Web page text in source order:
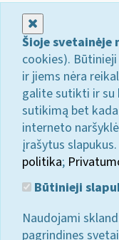
Šioje svetainėje
cookies).
ir jiems nėra
galite sutikti ir su
sutikimą bet
interneto
įrašytus
politika;
Būtinieji
Naudojami
pagrindines